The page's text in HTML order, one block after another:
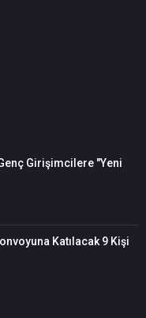
Girişimcilere "Yeni
Katılacak 9 Kişi